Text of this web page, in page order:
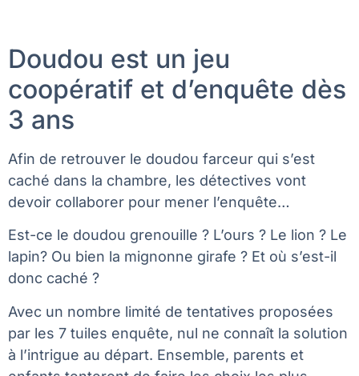
Doudou est un jeu
coopératif et d’enquête dès
3 ans
Afin de retrouver le doudou farceur qui s’est
caché dans la chambre, les détectives vont
devoir collaborer pour mener l’enquête…
Est-ce le doudou grenouille ? L’ours ? Le lion ? Le
lapin? Ou bien la mignonne girafe ? Et où s’est-il
donc caché ?
Avec un nombre limité de tentatives proposées
par les 7 tuiles enquête, nul ne connaît la solution
à l’intrigue au départ. Ensemble, parents et